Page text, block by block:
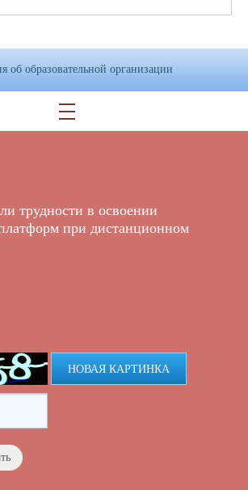
об образовательной организации
трудности в освоении
при дистанционном
НОВАЯ КАРТИНКА